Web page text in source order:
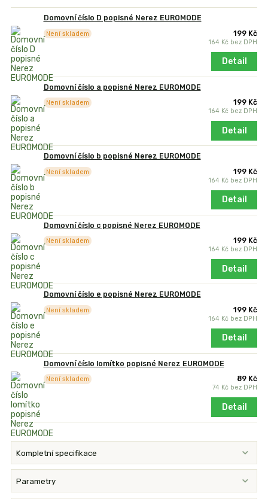
Domovní číslo D popisné Nerez EUROMODE
199 Kč
164 Kč bez DPH
Není skladem
Detail
Domovní číslo a popisné Nerez EUROMODE
199 Kč
164 Kč bez DPH
Není skladem
Detail
Domovní číslo b popisné Nerez EUROMODE
199 Kč
164 Kč bez DPH
Není skladem
Detail
Domovní číslo c popisné Nerez EUROMODE
199 Kč
164 Kč bez DPH
Není skladem
Detail
Domovní číslo e popisné Nerez EUROMODE
199 Kč
164 Kč bez DPH
Není skladem
Detail
Domovní číslo lomítko popisné Nerez EUROMODE
89 Kč
74 Kč bez DPH
Není skladem
Detail
Kompletní specifikace
Parametry